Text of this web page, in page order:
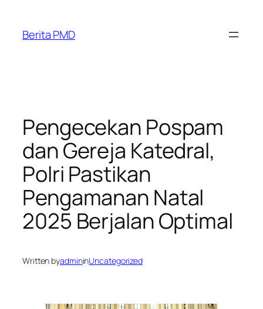
content
Berita PMD
Pengecekan Pospam
dan Gereja Katedral,
Polri Pastikan
Pengamanan Natal
2025 Berjalan Optimal
Written byadmininUncategorized